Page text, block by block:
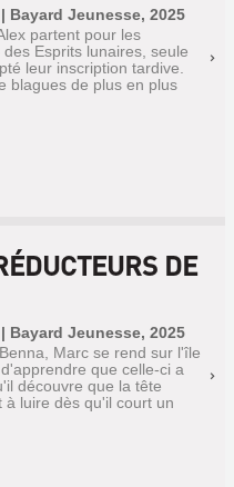
Bayard Jeunesse, 2025
partent pour les
Esprits lunaires, seule
leur inscription tardive.
blagues de plus en plus
DE
Bayard Jeunesse, 2025
Marc se rend sur l'île
que celle-ci a
découvre que la tête
luire dès qu'il court un